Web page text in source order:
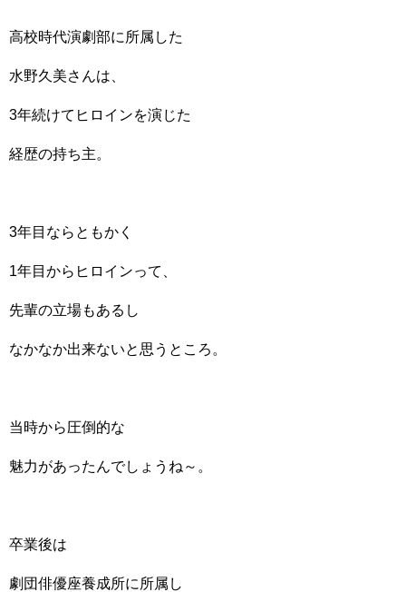
高校時代演劇部に所属した
水野久美さんは、
3年続けてヒロインを演じた
経歴の持ち主。
3年目ならともかく
1年目からヒロインって、
先輩の立場もあるし
なかなか出来ないと思うところ。
当時から圧倒的な
魅力があったんでしょうね～。
卒業後は
劇団俳優座養成所に所属し